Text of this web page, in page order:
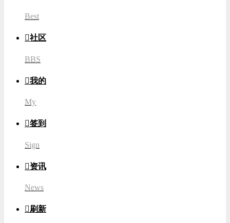
Best
社区
BBS
我的
My
签到
Sign
资讯
News
刷新